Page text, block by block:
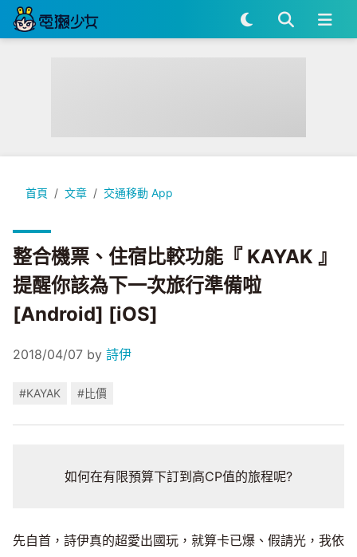
首頁 文章 交通移動 App
整合機票、住宿比較功能『 KAYAK 』提醒你該為下一次旅行
整合機票、住宿比較功能『 KAYAK 』
提醒你該為下一次旅行準備啦
[Android] [iOS]
2018/04/07 by 詩伊
#KAYAK #比價
如何在有限預算下訂到高CP值的旅程呢?
先自首，詩伊真的超愛出國玩，就算卡已爆、假請光，我依